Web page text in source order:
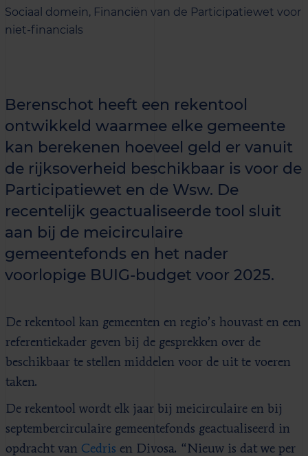
Sociaal domein, Financiën van de Participatiewet voor
niet-financials
Berenschot heeft een rekentool
ontwikkeld waarmee elke gemeente
kan berekenen hoeveel geld er vanuit
de rijksoverheid beschikbaar is voor de
Participatiewet en de Wsw. De
recentelijk geactualiseerde tool sluit
aan bij de meicirculaire
gemeentefonds en het nader
voorlopige BUIG-budget voor 2025.
De rekentool kan gemeenten en regio’s houvast en een
referentiekader geven bij de gesprekken over de
beschikbaar te stellen middelen voor de uit te voeren
taken.
De rekentool wordt elk jaar bij meicirculaire en bij
septembercirculaire gemeentefonds geactualiseerd in
opdracht van Cedris en Divosa. “Nieuw is dat we per